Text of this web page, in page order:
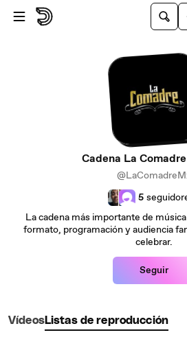
Saltar al contenido principal
Cadena La
5
La cadena más importante de
formato, programación y audiencia familiar, alegre y lista para
celebrar.
Seguir
VídeosListas de reproducción